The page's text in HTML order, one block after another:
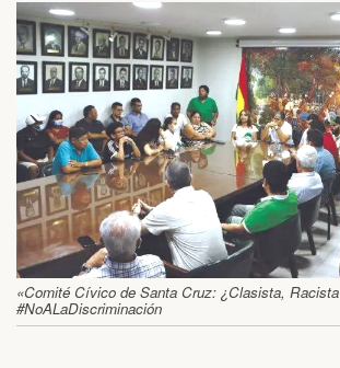
«Comité Cívico de Santa Cruz: ¿Clasista,
#NoALaDiscriminación